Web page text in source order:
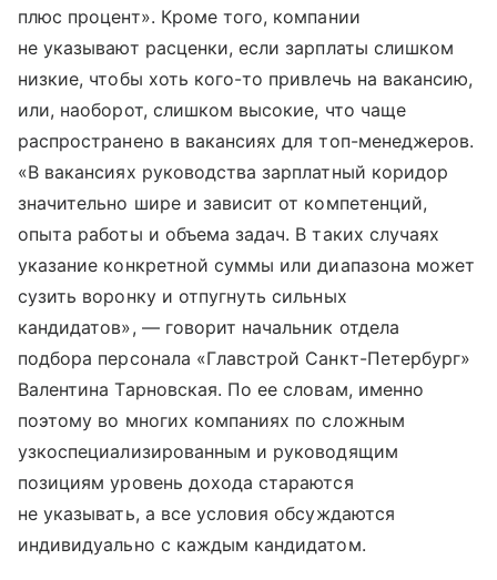
плюс процент». Кроме того, компании
не указывают расценки, если зарплаты слишком
низкие, чтобы хоть кого-то привлечь на вакансию,
или, наоборот, слишком высокие, что чаще
распространено в вакансиях для топ-менеджеров.
«В вакансиях руководства зарплатный коридор
значительно шире и зависит от компетенций,
опыта работы и объема задач. В таких случаях
указание конкретной суммы или диапазона может
сузить воронку и отпугнуть сильных
кандидатов», — говорит начальник отдела
подбора персонала «Главстрой Санкт-Петербург»
Валентина Тарновская. По ее словам, именно
поэтому во многих компаниях по сложным
узкоспециализированным и руководящим
позициям уровень дохода стараются
не указывать, а все условия обсуждаются
индивидуально с каждым кандидатом.